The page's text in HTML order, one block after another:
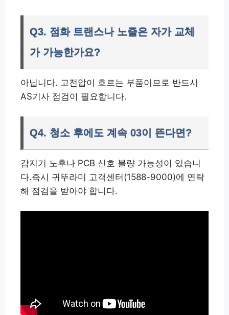
Q3. 점화 트랜스나 노즐은 자가 교체
가 가능한가요?
아닙니다. 고전압이 흐르는 부품이므로 반드시
AS기사 점검이 필요합니다.
Q4. 청소 후에도 계속 03이 뜬다면?
감지기 노후나 PCB 신호 불량 가능성이 있습니
다.즉시 귀뚜라미 고객센터(1588-9000)에 연락
해 점검을 받아야 합니다.